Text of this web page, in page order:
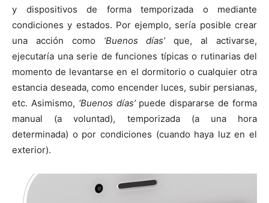
y dispositivos de forma temporizada o mediante
condiciones y estados. Por ejemplo, sería posible crear
una acción como ‘Buenos días’que, al activarse,
ejecutaría una serie de funciones típicas o rutinarias del
momento de levantarse en el dormitorio o cualquier otra
estancia deseada, como encender luces, subir persianas,
etc. Asimismo, ‘Buenos días’puede dispararse de forma
manual (a voluntad), temporizada (a una hora
determinada) o por condiciones (cuando haya luz en el
exterior).